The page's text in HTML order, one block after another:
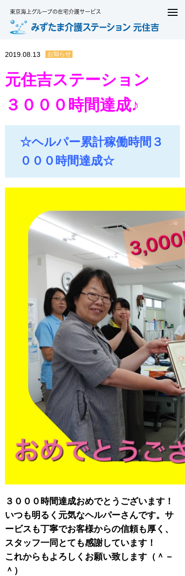
東京海上グループの在宅介護サービス
2019.08.13 お知らせ
元住吉ステーション
３０００時間達成♪
☆ヘルパー累計稼働時間３
０００時間達成☆
３０００時間達成おめでとうございます！
いつも明るく元気なヘルパーさんです。サ
ービスも丁寧でお客様からの信頼も厚く、
スタッフ一同とても感謝しています！
これからもよろしくお願い致します（＾－
＾）